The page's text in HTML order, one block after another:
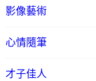
影像藝術
心情隨筆
才子佳人